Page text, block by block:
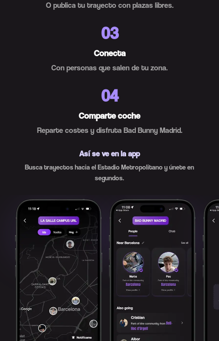
O publica tu trayecto con plazas libres.
03
Conecta
Con personas que salen de tu zona.
04
Comparte coche
Reparte costes y disfruta Bad Bunny Madrid.
Así se ve en la app
Busca trayectos hacia el Estadio Metropolitano y únete en
segundos.